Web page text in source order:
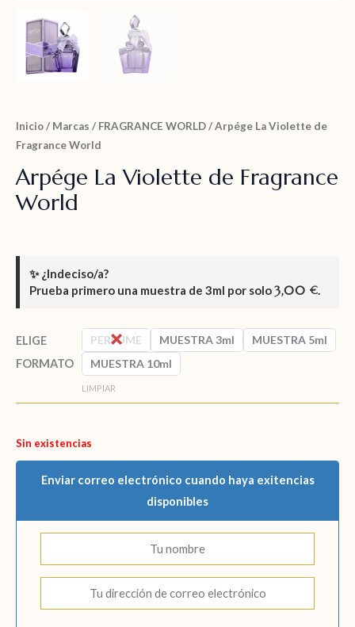
Inicio/ Marcas / FRAGRANCE WORLD/ Arpége La Violette de
Fragrance World
Arpége La Violette de Fragrance
World
✨¿Indeciso/a?
Prueba primero una muestra de 3ml por solo3,00 €.
ELIGE
FORMATO
PERFUME MUESTRA 3ml
MUESTRA 5ml
MUESTRA 10ml
LIMPIAR
Sin existencias
Enviar correo electrónico cuando haya exitencias
disponibles